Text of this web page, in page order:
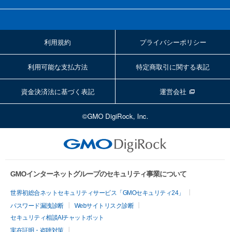
利用規約 プライバシーポリシー
利用可能な支払方法 特定商取引に関する表記
資金決済法に基づく表記 運営会社
©GMO DigiRock, Inc.
GMOインターネットグループのセキュリティ事業について
世界初総合ネットセキュリティサービス「GMOセキュリティ24」
パスワード漏洩診断
Webサイトリスク診断
セキュリティ相談AIチャットボット
実在証明・盗聴対策